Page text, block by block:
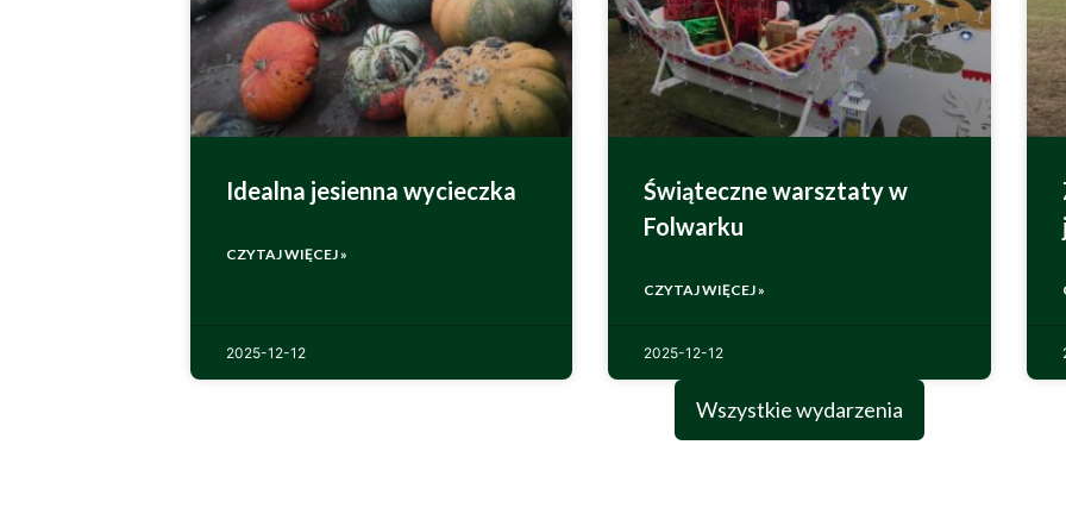
Idealna jesienna wycieczka
CZYTAJ WIĘCEJ »
2025-12-12
Świąteczne warsztaty w
Folwarku
CZYTAJ WIĘCEJ »
2025-12-12
Wszystkie wydarzenia